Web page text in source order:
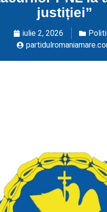
justiției”
iulie 2, 2026